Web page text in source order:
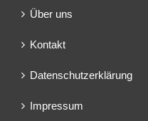
Über uns
Kontakt
Datenschutzerklärung
Impressum